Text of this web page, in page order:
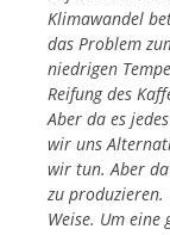
Klimawandel
das Problem
niedrigen
Reifung des
Aber da es
wir uns
wir tun. Aber
zu produzieren.
Weise. Um